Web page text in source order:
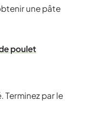
une pâte
poulet
par le